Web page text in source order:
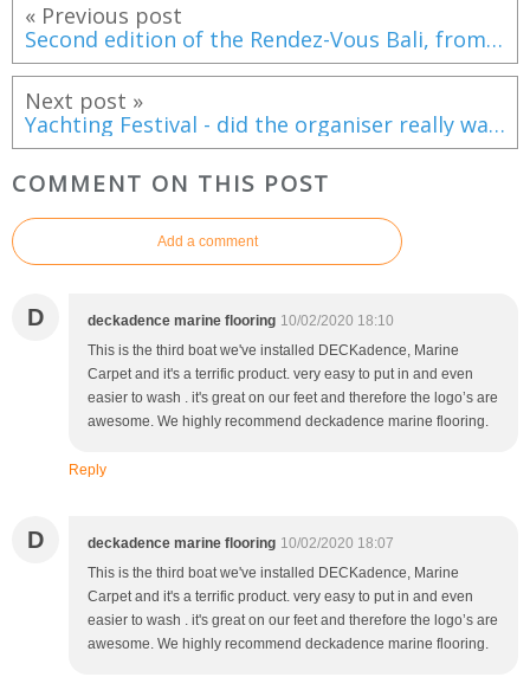
« Previous post
Second edition of the Rendez-Vous Bali, from 8 to 14 September, in Canet en Roussillon
Next post »
Yachting Festival - did the organiser really want to organise the show?
COMMENT ON THIS POST
Add a comment
D deckadence marine flooring 10/02/2020 18:10
This is the third boat we've installed DECKadence, Marine
Carpet and it's a terrific product. very easy to put in and even
easier to wash . it's great on our feet and therefore the logo’s are
awesome. We highly recommend deckadence marine flooring.
Reply
D deckadence marine flooring 10/02/2020 18:07
This is the third boat we've installed DECKadence, Marine
Carpet and it's a terrific product. very easy to put in and even
easier to wash . it's great on our feet and therefore the logo’s are
awesome. We highly recommend deckadence marine flooring.